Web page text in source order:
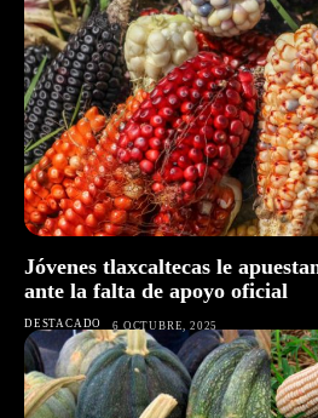
Jóvenes tlaxcaltecas le
ante la falta de apoyo oficial
DESTACADO 6 OCTUBRE, 2025